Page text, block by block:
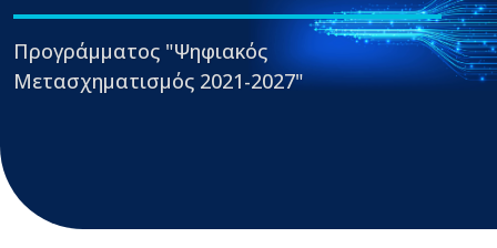
Προγράμματος "Ψηφιακός
Μετασχηματισμός 2021-2027"